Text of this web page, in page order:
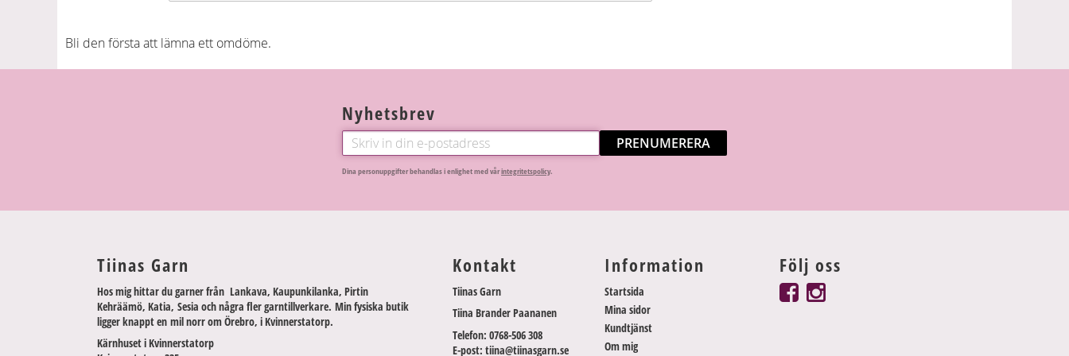
Bli den första att lämna ett omdöme.
Nyhetsbrev
PRENUMERERA
Dina personuppgifter behandlas i enlighet med vårintegritetspolicy.
Tiinas Garn
Hos mig hittar du garner från Lankava, Kaupunkilanka, Pirtin
Kehräämö, Katia, Sesia och några fler garntillverkare. Min fysiska butik
ligger knappt en mil norr om Örebro, i Kvinnerstatorp.
Kärnhuset i Kvinnerstatorp
Kontakt
Tiinas Garn
Tiina Brander Paananen
Telefon: 0768-506 308
E-post: tiina@tiinasgarn.se
Information
Startsida
Mina sidor
Kundtjänst
Om mig
Följ oss